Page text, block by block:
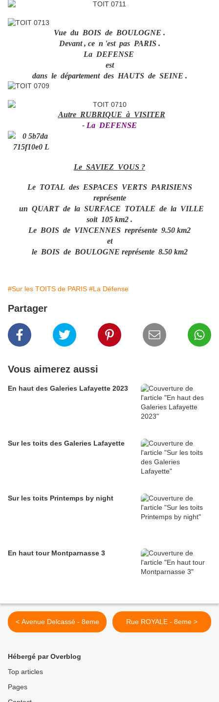
Vue du BOIS de BOULOGNE .
Devant , ce n 'est pas PARIS .
La DEFENSE
est
dans le département des HAUTS de SEINE .
Autre RUBRIQUE à VISITER
- La DEFENSE
Le SAVIEZ VOUS ?
Le TOTAL des ESPACES VERTS PARISIENS
représente
un QUART de la SURFACE TOTALE de la VILLE
soit 105 km2 .
Le BOIS de VINCENNES représente 9.50 km2
et
le BOIS de BOULOGNE représente 8.50 km2
#Sur les TOITS de PARIS #La Défense
Partager
Vous aimerez aussi
En haut des Galeries Lafayette 2023
Sur les toits des Galeries Lafayette
Sur les toits Printemps by night
En haut tour Montparnasse 3
< Avenue Delcassé - 8eme Rue ROYALE - 8eme >
Hébergé par Overblog
Top articles
Pages